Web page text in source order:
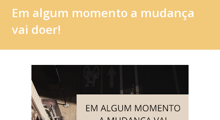
Em algum momento a mudança
vai doer!